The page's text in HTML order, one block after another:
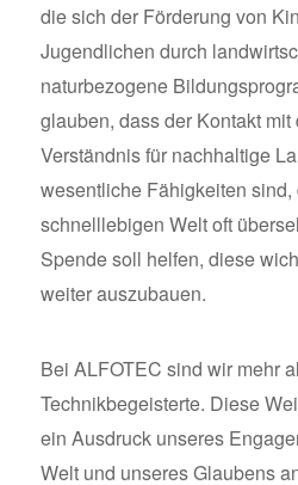
die sich der Förderung von
Jugendlichen durch
naturbezogene
glauben, dass der Kontakt
Verständnis für nachhaltige
wesentliche Fähigkeiten
schnelllebigen Welt oft
Spende soll helfen, diese
weiter auszubauen.
Bei ALFOTEC sind wir mehr
Technikbegeisterte. Diese
ein Ausdruck unseres
Welt und unseres Glaubens